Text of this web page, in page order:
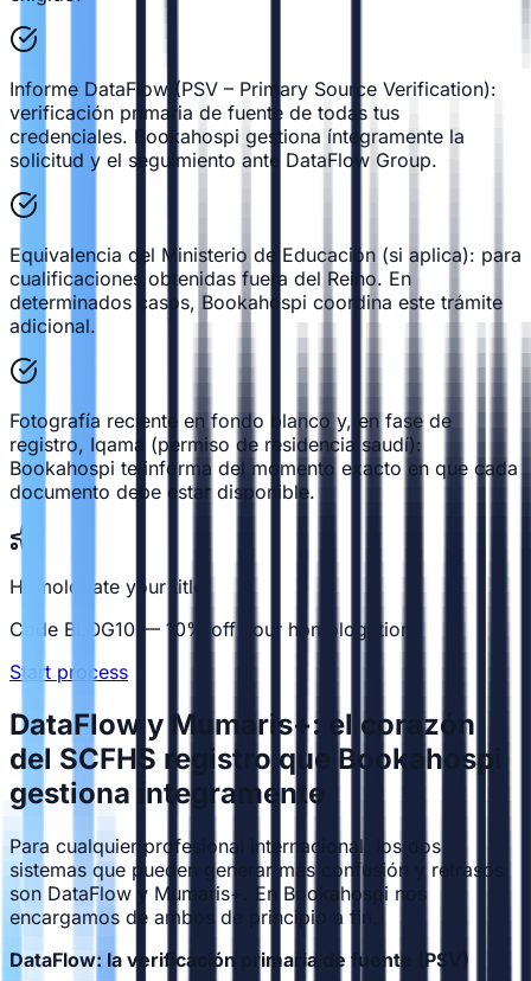
Informe DataFlow (PSV – Primary Source Verification):
verificación primaria de fuente de todas tus
credenciales. Bookahospi gestiona íntegramente la
solicitud y el seguimiento ante DataFlow Group.
Equivalencia del Ministerio de Educación (si aplica): para
cualificaciones obtenidas fuera del Reino. En
determinados casos, Bookahospi coordina este trámite
adicional.
Fotografía reciente en fondo blanco y, en fase de
registro, Iqama (permiso de residencia saudí):
Bookahospi te informa del momento exacto en que cada
documento debe estar disponible.
Homologate your title
Code BLOG10 — 10% off your homologation
Start process
DataFlow y Mumaris+: el corazón
del SCFHS registro que Bookahospi
gestiona íntegramente
Para cualquier profesional internacional, los dos
sistemas que pueden generar más confusión y retrasos
son DataFlow y Mumaris+. En Bookahospi nos
encargamos de ambos de principio a fin.
DataFlow: la verificación primaria de fuente (PSV)